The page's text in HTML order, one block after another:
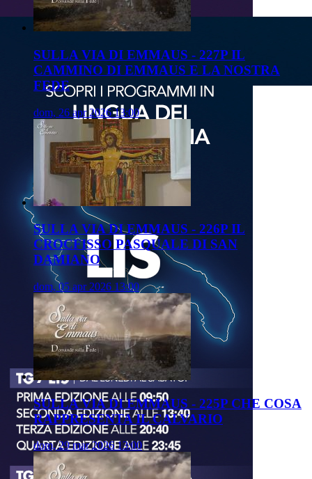
SULLA VIA DI EMMAUS - 227P IL
CAMMINO DI EMMAUS E LA NOSTRA
FEDE
dom, 26 apr 2026 13:00
SULLA VIA DI EMMAUS - 226P IL
CROCFISSO PASQUALE DI SAN
DAMIANO
dom, 05 apr 2026 13:00
SULLA VIA DI EMMAUS - 225P CHE COSA
RAPPRESENTA IL CALVARIO
dom, 29 mar 2026 13:00